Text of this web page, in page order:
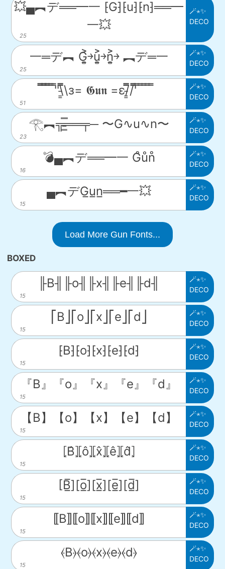
25
💥▄︻デ══━一 ⁅G⁆⁅u⁆⁅n⁆══━
一💥
🪄⋆✨
DECO
25
一═デ︻ G͎͍͐￫u͎͍͐￫n͎͍͐￫ ︻デ═一
🪄⋆✨
DECO
51
̿̿ ̿̿ ̿̿ ̿'̿'\̵͇̿̿\з= 𝕲𝖚𝖓 =ε/̵͇̿̿/'̿̿ ̿ ̿ ̿ ̿ ̿
🪄⋆✨
DECO
23
𓂀︻╦̵̵͇̿̿̿̿══╤─ 〜G∿u∿n〜
🪄⋆✨
DECO
16
💣▄︻デ══━一 G̊ůn̊
🪄⋆✨
DECO
15
▄︻デG̲u̲n̲══━一💥
🪄⋆✨
DECO
Load More Gun Fonts...
BOXED
15
╟B╢╟o╢╟x╢╟e╢╟d╢
🪄⋆✨
DECO
15
⎡B⎦⎡o⎦⎡x⎦⎡e⎦⎡d⎦
🪄⋆✨
DECO
15
⁅B⁆⁅o⁆⁅x⁆⁅e⁆⁅d⁆
🪄⋆✨
DECO
15
『B』『o』『x』『e』『d』
🪄⋆✨
DECO
15
【B】【o】【x】【e】【d】
🪄⋆✨
DECO
15
⦏B̂⦎⦏ô⦎⦏x̂⦎⦏ê⦎⦏d̂⦎
🪄⋆✨
DECO
15
[B̲̅][o̲̅][x̲̅][e̲̅][d̲̅]
🪄⋆✨
DECO
15
⟦B⟧⟦o⟧⟦x⟧⟦e⟧⟦d⟧
🪄⋆✨
DECO
15
⦑B⦒⦑o⦒⦑x⦒⦑e⦒⦑d⦒
🪄⋆✨
DECO